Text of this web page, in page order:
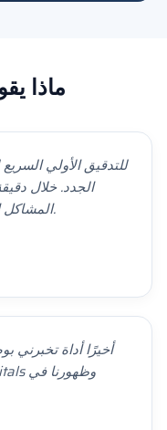
ماذا
الجدد. خلال
المشاكل الرئيسية ويمكنني اقتراح حلول فورية.
أخيرًا أداة تخبرني